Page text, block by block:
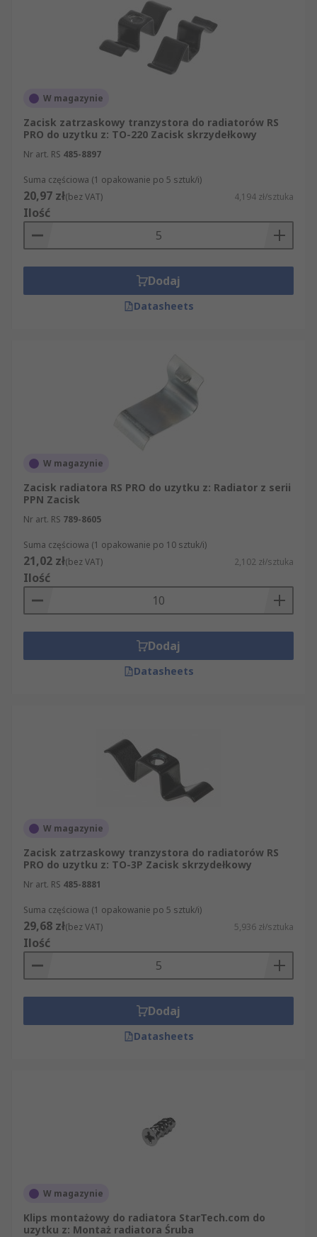
W magazynie
Zacisk zatrzaskowy tranzystora do radiatorów RS
PRO do uzytku z: TO-220 Zacisk skrzydełkowy
Nr art. RS 485-8897
Suma częściowa (1 opakowanie po 5 sztuk/i)
20,97 zł(bez VAT) 4,194 zł/sztuka
Ilość
Dodaj
Datasheets
W magazynie
Zacisk radiatora RS PRO do uzytku z: Radiator z serii
PPN Zacisk
Nr art. RS 789-8605
Suma częściowa (1 opakowanie po 10 sztuk/i)
21,02 zł(bez VAT) 2,102 zł/sztuka
Ilość
Dodaj
Datasheets
W magazynie
Zacisk zatrzaskowy tranzystora do radiatorów RS
PRO do uzytku z: TO-3P Zacisk skrzydełkowy
Nr art. RS 485-8881
Suma częściowa (1 opakowanie po 5 sztuk/i)
29,68 zł(bez VAT) 5,936 zł/sztuka
Ilość
Dodaj
Datasheets
W magazynie
Klips montażowy do radiatora StarTech.com do
uzytku z: Montaż radiatora Śruba